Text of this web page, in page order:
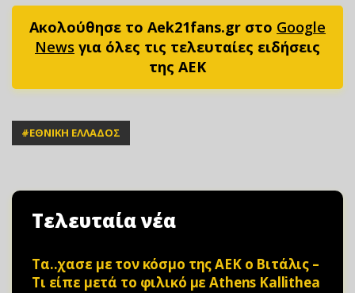
Ακολούθησε το Aek21fans.gr στο Google
News για όλες τις τελευταίες ειδήσεις
της ΑΕΚ
#ΕΘΝΙΚΗ ΕΛΛΑΔΟΣ
Τελευταία νέα
Τα..χασε με τον κόσμο της ΑΕΚ ο Βιτάλις –
Τι είπε μετά το φιλικό με Athens Kallithea